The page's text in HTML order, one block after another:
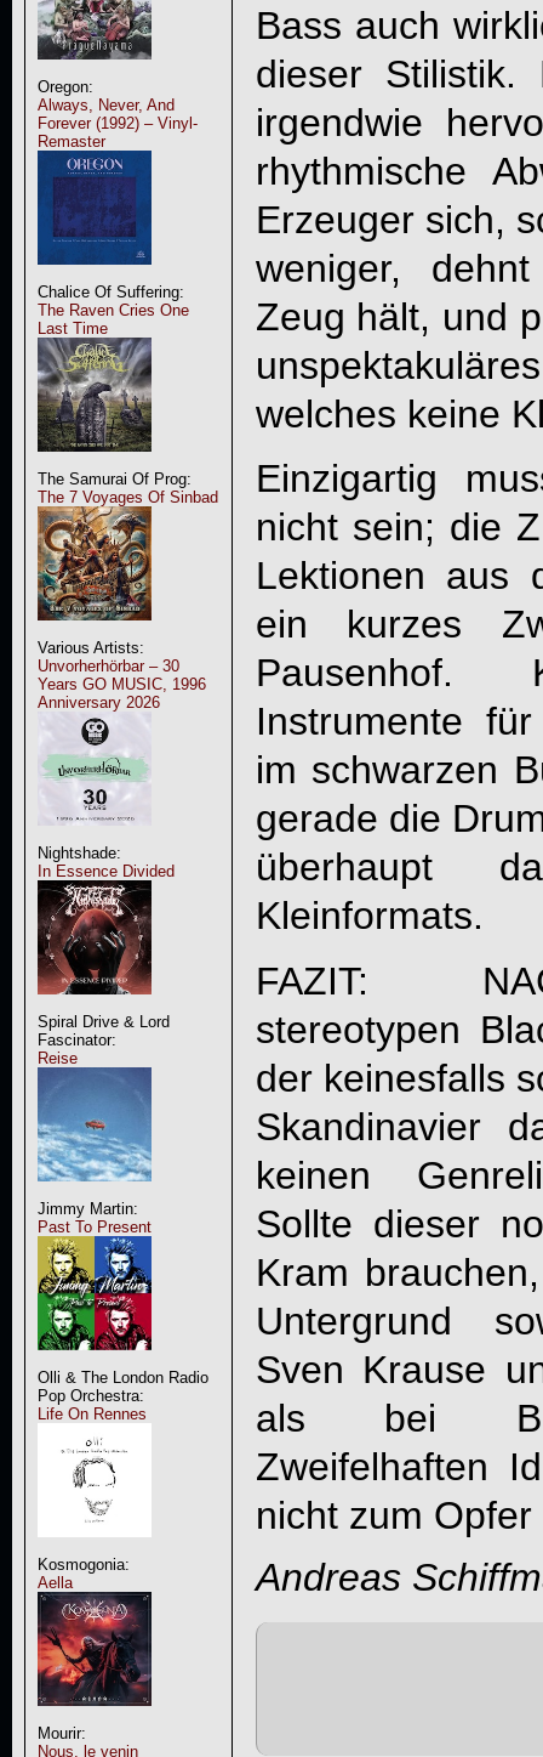
Oregon:
Always, Never, And
Forever (1992) – Vinyl-
Remaster
Chalice Of Suffering:
The Raven Cries One
Last Time
The Samurai Of Prog:
The 7 Voyages Of Sinbad
Various Artists:
Unvorherhörbar – 30
Years GO MUSIC, 1996
Anniversary 2026
Nightshade:
In Essence Divided
Spiral Drive & Lord
Fascinator:
Reise
Jimmy Martin:
Past To Present
Olli & The London Radio
Pop Orchestra:
Life On Rennes
Kosmogonia:
Aella
Mourir:
Nous, le venin
Bass auch
dieser
irgendwie
rhythmische
Erzeuger sich,
weniger,
Zeug hält, und
welches keine
Einzigartig
nicht sein; die
Lektionen aus
ein kurzes
Instrumente
im schwarzen
gerade die
überhaupt
Kleinformats.
FAZIT:
stereotypen
der keinesfalls
Skandinavier
keinen
Sollte dieser
Kram
Untergrund
Sven Krause
als bei
Zweifelhaften
nicht zum
Andreas